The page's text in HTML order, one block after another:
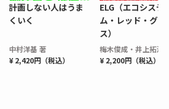
計画しない人はうま
くいく
中村洋基 著
¥ 2,420円（税込）
ELG（エコシステ
ム・レッド・グロ
ス）
梅木俊成・井上拓海
¥ 2,200円（税込）